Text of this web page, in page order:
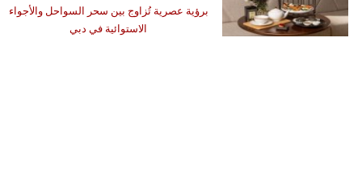
برؤية عصرية تُزاوج بين سحر السواحل والأجواء
الاستوائية في دبي